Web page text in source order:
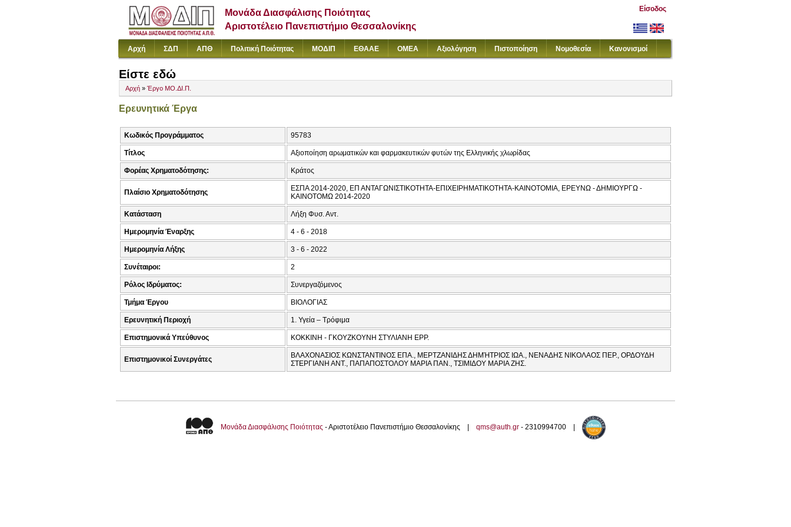
Μονάδα Διασφάλισης Ποιότητας
Αριστοτέλειο Πανεπιστήμιο Θεσσαλονίκης
Είσοδος
Αρχή ΣΔΠ ΑΠΘ Πολιτική Ποιότητας ΜΟΔΙΠ ΕΘΑΑΕ ΟΜΕΑ Αξιολόγηση Πιστοποίηση Νομοθεσία Κανονισμοί
Είστε εδώ
Αρχή » Έργο ΜΟ.ΔΙ.Π.
Ερευνητικά Έργα
Κωδικός Προγράμματος 95783
Τίτλος Αξιοποίηση αρωματικών και φαρμακευτικών φυτών της Ελληνικής χλωρίδας
Φορέας Χρηματοδότησης: Κράτος
Πλαίσιο Χρηματοδότησης
ΕΣΠΑ 2014-2020, ΕΠ ΑΝΤΑΓΩΝΙΣΤΙΚΟΤΗΤΑ-ΕΠΙΧΕΙΡΗΜΑΤΙΚΟΤΗΤΑ-ΚΑΙΝΟΤΟΜΙΑ, ΕΡΕΥΝΩ - ΔΗΜΙΟΥΡΓΩ -
ΚΑΙΝΟΤΟΜΩ 2014-2020
Κατάσταση Λήξη Φυσ. Αντ.
Ημερομηνία Έναρξης 4 - 6 - 2018
Ημερομηνία Λήξης 3 - 6 - 2022
Συνέταιροι: 2
Ρόλος Ιδρύματος: Συνεργαζόμενος
Τμήμα Έργου ΒΙΟΛΟΓΙΑΣ
Ερευνητική Περιοχή 1. Υγεία – Τρόφιμα
Επιστημονικά Υπεύθυνος ΚΟΚΚΙΝΗ - ΓΚΟΥΖΚΟΥΝΗ ΣΤΥΛΙΑΝΗ ΕΡΡ.
Επιστημονικοί Συνεργάτες
ΒΛΑΧΟΝΑΣΙΟΣ ΚΩΝΣΤΑΝΤΙΝΟΣ ΕΠΑ., ΜΕΡΤΖΑΝΙΔΗΣ ΔΗΜΉΤΡΙΟΣ ΙΩΑ., ΝΕΝΑΔΗΣ ΝΙΚΟΛΑΟΣ ΠΕΡ., ΟΡΔΟΥΔΗ
ΣΤΕΡΓΙΑΝΗ ΑΝΤ., ΠΑΠΑΠΟΣΤΟΛΟΥ ΜΑΡΙΑ ΠΑΝ., ΤΣΙΜΙΔΟΥ ΜΑΡΙΑ ΖΗΣ.
Μονάδα Διασφάλισης Ποιότητας - Αριστοτέλειο Πανεπιστήμιο Θεσσαλονίκης | qms@auth.gr - 2310994700 |